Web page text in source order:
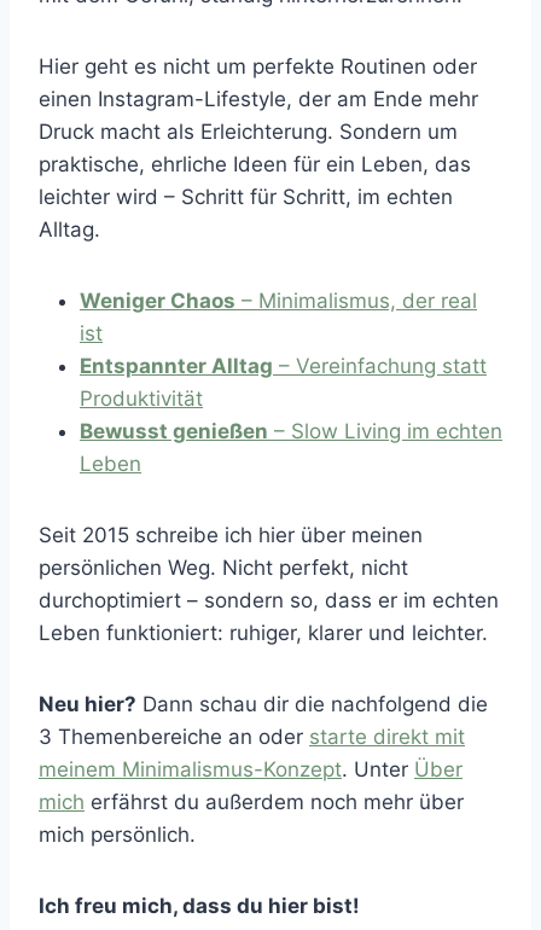
Hier geht es nicht um perfekte Routinen oder
einen Instagram-Lifestyle, der am Ende mehr
Druck macht als Erleichterung. Sondern um
praktische, ehrliche Ideen für ein Leben, das
leichter wird – Schritt für Schritt, im echten
Alltag.
Weniger Chaos – Minimalismus, der real
ist
Entspannter Alltag – Vereinfachung statt
Produktivität
Bewusst genießen – Slow Living im echten
Leben
Seit 2015 schreibe ich hier über meinen
persönlichen Weg. Nicht perfekt, nicht
durchoptimiert – sondern so, dass er im echten
Leben funktioniert: ruhiger, klarer und leichter.
Neu hier? Dann schau dir die nachfolgend die
3 Themenbereiche an oder starte direkt mit
meinem Minimalismus-Konzept. Unter Über
mich erfährst du außerdem noch mehr über
mich persönlich.
Ich freu mich, dass du hier bist!